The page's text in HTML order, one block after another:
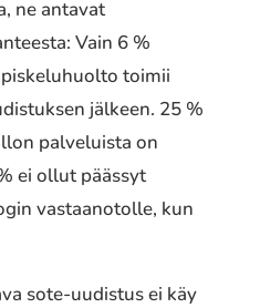
ne antavat
Vain 6 %
toimii
jälkeen. 25 %
palveluista on
ei ollut päässyt
vastaanotolle, kun
sote-uudistus ei käy